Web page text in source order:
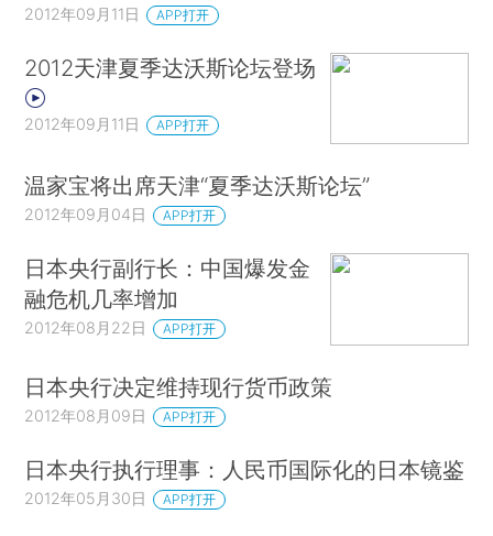
2012年09月11日 APP打开
2012天津夏季达沃斯论坛登场
2012年09月11日 APP打开
温家宝将出席天津“夏季达沃斯论坛”
2012年09月04日 APP打开
日本央行副行长：中国爆发金
融危机几率增加
2012年08月22日 APP打开
日本央行决定维持现行货币政策
2012年08月09日 APP打开
日本央行执行理事：人民币国际化的日本镜鉴
2012年05月30日 APP打开